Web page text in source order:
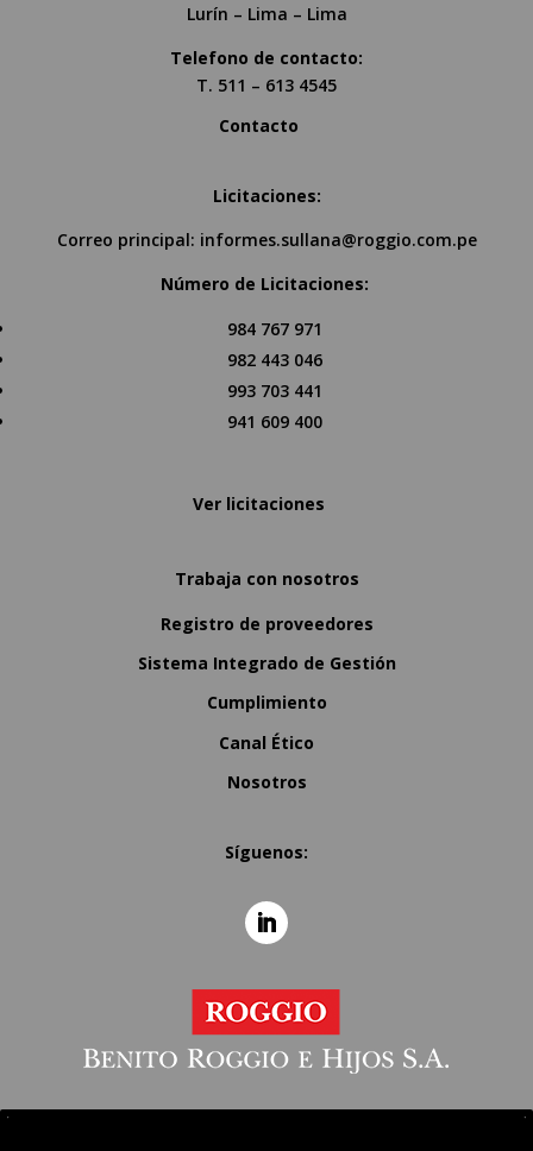
Lurín – Lima – Lima
Telefono de contacto:
T. 511 – 613 4545
Contacto
Licitaciones:
Correo principal: informes.sullana@roggio.com.pe
Número de Licitaciones:
984 767 971
982 443 046
993 703 441
941 609 400
Ver licitaciones
Trabaja con nosotros
Registro de proveedores
Sistema Integrado de Gestión
Cumplimiento
Canal Ético
Nosotros
Síguenos: